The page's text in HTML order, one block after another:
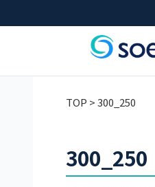
TOP > 300_250
300_250